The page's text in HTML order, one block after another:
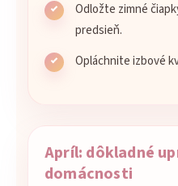
Odložte zimné
predsieň.
Opláchnite izbové
Apríl: dôkladné
domácnosti